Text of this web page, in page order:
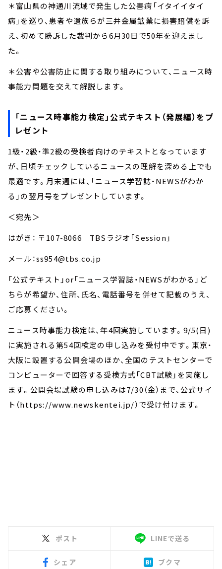
＊富山県の神通川流域で発生した公害病「イタイイタイ
病」を巡り、患者や遺族らが三井金属鉱業に損害賠償を訴
え、初めて勝訴した裁判から6月30日で50年を迎えまし
た。
＊公害や公害防止に関する取り組みについて、ニュース時
事能力問題を交えて解説します。
「ニュース時事能力検定」公式テキスト（発展編）をプ
レゼント
1級・2級・準2級の受検者向けのテキストとなっています
が、日頃チェックしているニュースの理解を深める上でも
最適です。月末週には、「ニュース学習誌・NEWSがわか
る」の翌月号をプレゼントしています。
＜宛先＞
はがき： 〒107-8066 TBSラジオ「Session」
メール：ss954@tbs.co.jp
「公式テキスト」or「ニュース学習誌・NEWSがわかる」ど
ちらが希望か、住所、氏名、電話番号を併せて記載のうえ、
ご応募ください。
ニュース時事能力検定は、年4回実施しています。9/5(日)
に実施される第54回検定の申し込みを受付中です。東京・
大阪に設置する公開会場のほか、全国のテストセンターで
コンピューターで回答する受検方式「CBT試験」を実施し
ます。公開会場試験の申し込みは7/30（金）まで、公式サイ
ト（https://www.newskentei.jp/）で受け付けます。
ポスト LINEで送る
シェア ブクマ